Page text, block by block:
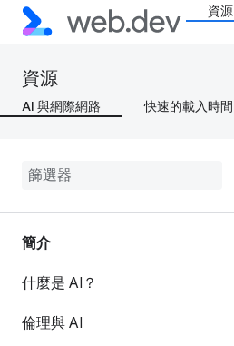
資源
資源
AI 與網際網路 快速的載入時間
簡介
什麼是 AI？
倫理與 AI